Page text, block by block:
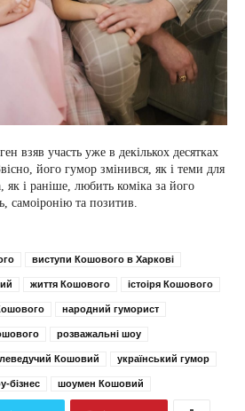
взяв участь уже в декількох десятках
​​його гумор змінився, як і теми для
як і раніше, любить коміка за його
самоіронію та позитив.
виступи Кошового в Харкові
життя Кошового істоіря Кошового
народний гуморист
розважальні шоу
Кошовий український гумор
бізнес шоумен Кошовий